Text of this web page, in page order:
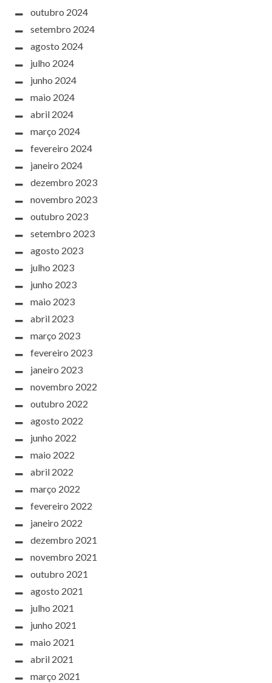
outubro 2024
setembro 2024
agosto 2024
julho 2024
junho 2024
maio 2024
abril 2024
março 2024
fevereiro 2024
janeiro 2024
dezembro 2023
novembro 2023
outubro 2023
setembro 2023
agosto 2023
julho 2023
junho 2023
maio 2023
abril 2023
março 2023
fevereiro 2023
janeiro 2023
novembro 2022
outubro 2022
agosto 2022
junho 2022
maio 2022
abril 2022
março 2022
fevereiro 2022
janeiro 2022
dezembro 2021
novembro 2021
outubro 2021
agosto 2021
julho 2021
junho 2021
maio 2021
abril 2021
março 2021